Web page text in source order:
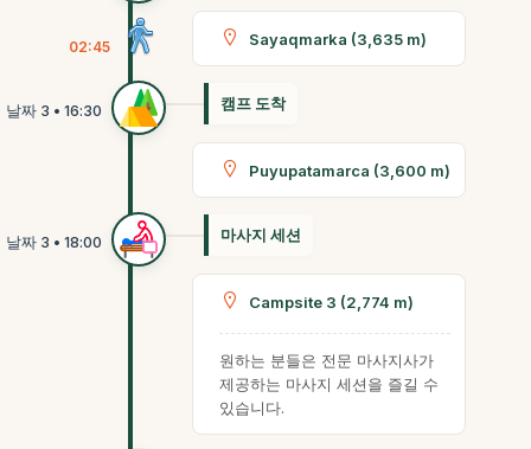
02:45 Sayaqmarka (3,635 m)
캠프 도착
Puyupatamarca (3,600 m)
마사지 세션
Campsite 3 (2,774 m)
원하는 분들은 전문 마사지사가
제공하는 마사지 세션을 즐길 수
있습니다.